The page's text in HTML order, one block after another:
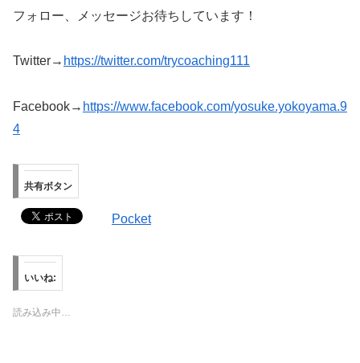
フォロー、メッセージお待ちしています！
Twitter→ https://twitter.com/trycoaching111
Facebook→ https://www.facebook.com/yosuke.yokoyama.9
4
共有ボタン
Pocket
いいね:
読み込み中…